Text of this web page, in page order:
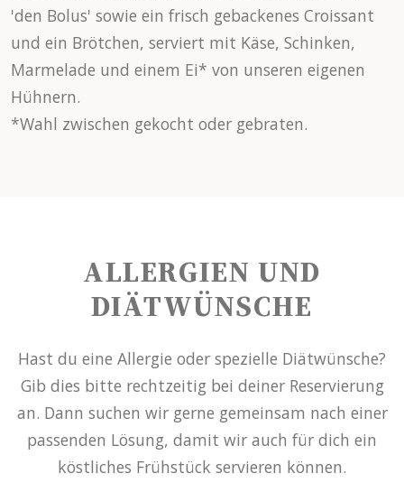
'den Bolus' sowie ein frisch gebackenes Croissant
und ein Brötchen, serviert mit Käse, Schinken,
Marmelade und einem Ei* von unseren eigenen
Hühnern.
*Wahl zwischen gekocht oder gebraten.
ALLERGIEN UND
DIÄTWÜNSCHE
Hast du eine Allergie oder spezielle Diätwünsche?
Gib dies bitte rechtzeitig bei deiner Reservierung
an. Dann suchen wir gerne gemeinsam nach einer
passenden Lösung, damit wir auch für dich ein
köstliches Frühstück servieren können.